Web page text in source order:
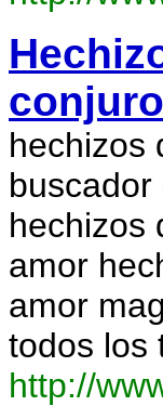
hechizos
buscador
hechizos
amor
amor
todos los
http://